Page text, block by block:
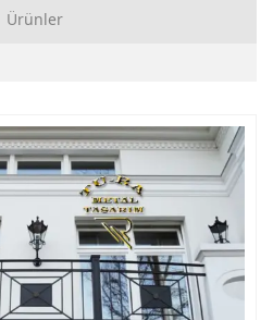
Ürünler
MODELLERİ
MODELLERİ
MODELLERİ